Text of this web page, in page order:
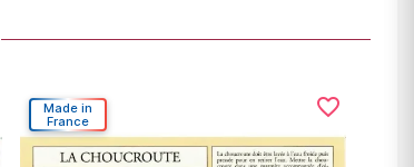
Made in
France
favorite_border